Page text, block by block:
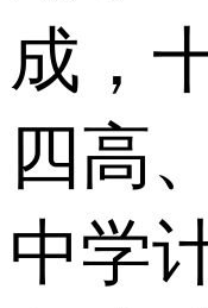
成，
四高
中学